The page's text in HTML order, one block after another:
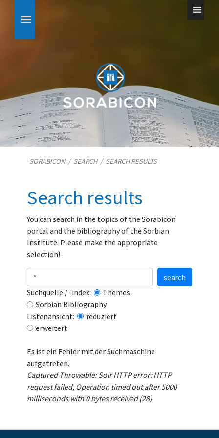
SORABICON/ SEARCH/ SEARCH RESULTS
Search results
You can search in the topics of the Sorabicon
portal and the bibliography of the Sorbian
Institute. Please make the appropriate
selection!
Suchquelle / -index:
Themes
Sorbian Bibliography
Listenansicht:
reduziert
erweitert
search
Es ist ein Fehler mit der Suchmaschine
aufgetreten.
Captured Throwable: Solr HTTP error: HTTP
request failed, Operation timed out after 5000
milliseconds with 0 bytes received (28)